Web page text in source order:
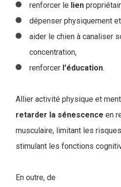
renforcer le lien
dépenser physiquement
aider le chien à canaliser
concentration,
renforcer l'éducation.
Allier activité physique et
retarder la sénescence en
musculaire, limitant les
stimulant les fonctions
En outre, de